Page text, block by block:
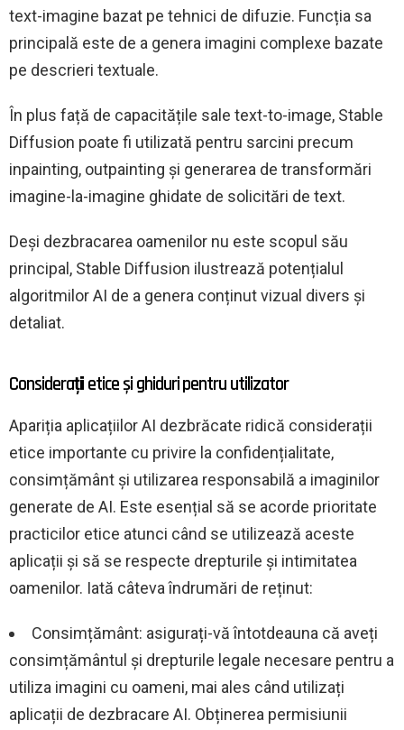
text-imagine bazat pe tehnici de difuzie. Funcția sa
principală este de a genera imagini complexe bazate
pe descrieri textuale.
În plus față de capacitățile sale text-to-image, Stable
Diffusion poate fi utilizată pentru sarcini precum
inpainting, outpainting și generarea de transformări
imagine-la-imagine ghidate de solicitări de text.
Deși dezbracarea oamenilor nu este scopul său
principal, Stable Diffusion ilustrează potențialul
algoritmilor AI de a genera conținut vizual divers și
detaliat.
Considerații etice și ghiduri pentru utilizator
Apariția aplicațiilor AI dezbrăcate ridică considerații
etice importante cu privire la confidențialitate,
consimțământ și utilizarea responsabilă a imaginilor
generate de AI. Este esențial să se acorde prioritate
practicilor etice atunci când se utilizează aceste
aplicații și să se respecte drepturile și intimitatea
oamenilor. Iată câteva îndrumări de reținut:
Consimțământ: asigurați-vă întotdeauna că aveți
consimțământul și drepturile legale necesare pentru a
utiliza imagini cu oameni, mai ales când utilizați
aplicații de dezbracare AI. Obținerea permisiunii